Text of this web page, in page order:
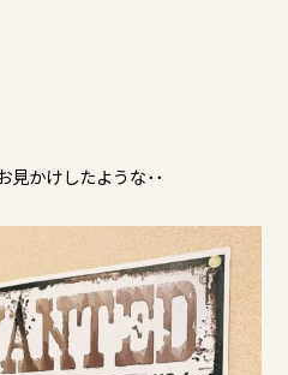
見かけしたような･･